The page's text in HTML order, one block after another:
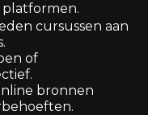
platformen.
cursussen aan
of
bronnen